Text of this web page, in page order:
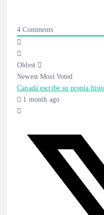
4 Comments
Oldest
Newest Most Voted
Canadá escribe su propia
1 month ago